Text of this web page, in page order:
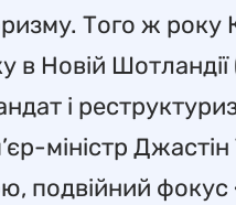
Того ж року
в Новій
і
міністр
подвійний